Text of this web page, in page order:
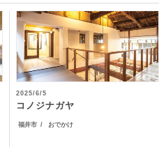
2025/6/5
コノジナガヤ
福井市 おでかけ